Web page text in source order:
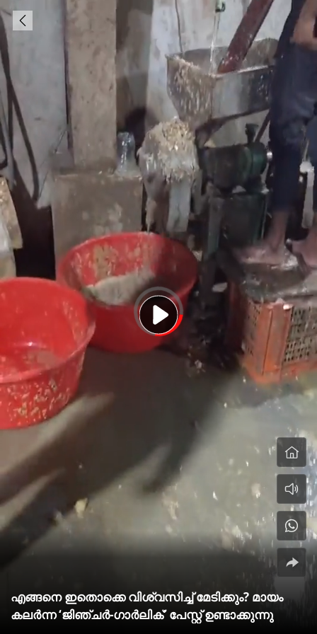
എങ്ങനെ ഇതൊക്കെ വിശ്വസിച്ച് മേടിക്കും? മായം
കലര്‍ന്ന ‘ജിഞ്ചര്‍-ഗാര്‍ലിക്’ പേസ്റ്റ് ഉണ്ടാക്കുന്നു